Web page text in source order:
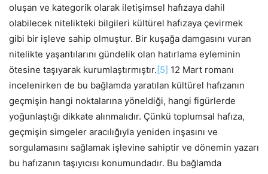
oluşan ve kategorik olarak iletişimsel hafızaya dahil
olabilecek nitelikteki bilgileri kültürel hafızaya çevirmek
gibi bir işleve sahip olmuştur. Bir kuşağa damgasını vuran
nitelikte yaşantılarını gündelik olan hatırlama eyleminin
ötesine taşıyarak kurumlaştırmıştır.[5] 12 Mart romanı
incelenirken de bu bağlamda yaratılan kültürel hafızanın
geçmişin hangi noktalarına yöneldiği, hangi figürlerde
yoğunlaştığı dikkate alınmalıdır. Çünkü toplumsal hafıza,
geçmişin simgeler aracılığıyla yeniden inşasını ve
sorgulamasını sağlamak işlevine sahiptir ve dönemin yazarı
bu hafızanın taşıyıcısı konumundadır. Bu bağlamda